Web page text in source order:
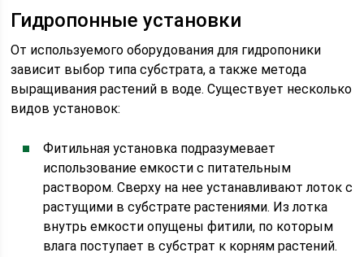
Гидропонные установки
От используемого оборудования для гидропоники
зависит выбор типа субстрата, а также метода
выращивания растений в воде. Существует несколько
видов установок:
Фитильная установка подразумевает
использование емкости с питательным
раствором. Сверху на нее устанавливают лоток с
растущими в субстрате растениями. Из лотка
внутрь емкости опущены фитили, по которым
влага поступает в субстрат к корням растений.